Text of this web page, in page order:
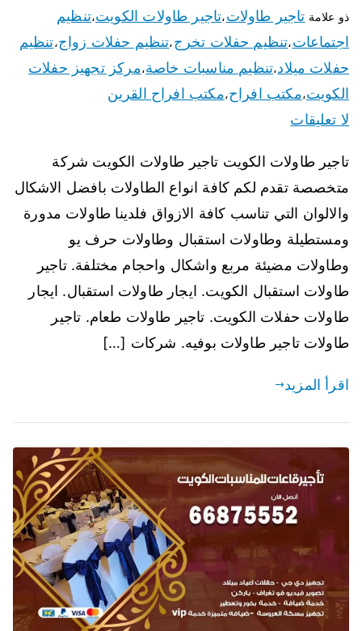
ذو علامة تاجير طاولات،تاجير طاولات الكويت،تنظيم
اجتماعات،تنظيم حفلات تخرج،تنظيم حفلات زواج،تنظيم
حفلات ميلاد،تنظيم مناسبات خاصة،مركز تجهيز حفلات
الكويت،مكتب افراح،مكتب افراح القرين
لا تعليقات
تاجير طاولات الكويت تاجير طاولات الكويت شركة
متخصصة تقدم لكم كافة انواع الطاولات بافضل الاشكال
والالوان التي تناسب كافة الازواق فلدينا طاولات مدورة
ومستطيلة وطاولات استقبال وطاولات حرف يو
وطاولات مضيئة مربع واشكال واحجام مختلفة. تاجير
طاولات استقبال الكويت. ايجار طاولات استقبال. ايجار
طاولات حفلات الكويت. تاجير طاولات طعام. تاجير
طاولات تاجير طاولات بوفيه. شركات […]
اقرأ المزيد